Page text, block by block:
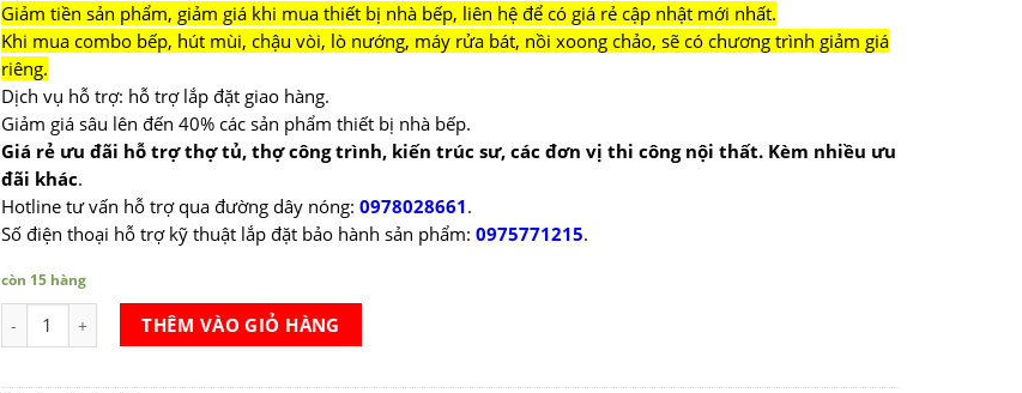
Giảm tiền sản phẩm, giảm giá khi mua thiết bị nhà bếp, liên hệ để có giá rẻ cập nhật mới nhất.
Khi mua combo bếp, hút mùi, chậu vòi, lò nướng, máy rửa bát, nồi xoong chảo, sẽ có chương trình giảm giá
riêng.
Dịch vụ hỗ trợ: hỗ trợ lắp đặt giao hàng.
Giảm giá sâu lên đến 40% các sản phẩm thiết bị nhà bếp.
Giá rẻ ưu đãi hỗ trợ thợ tủ, thợ công trình, kiến trúc sư, các đơn vị thi công nội thất. Kèm nhiều ưu
đãi khác.
Hotline tư vấn hỗ trợ qua đường dây nóng: 0978028661.
Số điện thoại hỗ trợ kỹ thuật lắp đặt bảo hành sản phẩm: 0975771215.
còn 15 hàng
Vòi rửa chén Hafele AUGUSTUS HT-C202 số lượng
THÊM VÀO GIỎ HÀNG